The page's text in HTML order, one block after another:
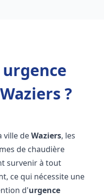
?
ville deWaziers, les
de chaudière
survenir à tout
ce qui nécessite une
d'urgence